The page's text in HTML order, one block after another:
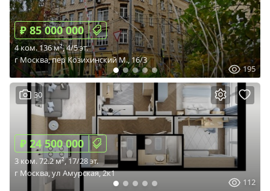
195
₽ 85 000 000
4 ком. 136 м², 4/5 эт.
г Москва, пер Козихинский М., 16/3
30
112
₽ 24 500 000
3 ком. 72.2 м², 17/28 эт.
г Москва, ул Амурская, 2к1